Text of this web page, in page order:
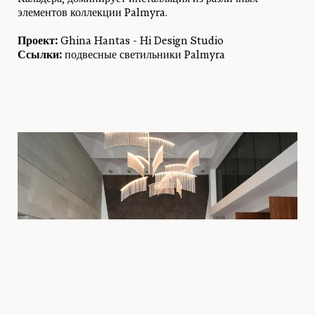
элементов коллекции Palmyra.
Проект: Ghina Hantas - Hi Design Studio
Ссылки: подвесные светильники Palmyra